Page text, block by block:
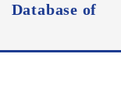
Database of